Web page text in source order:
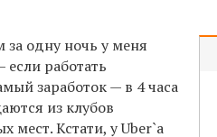
за одну ночь у меня
работать
заработок — в 4 часа
из клубов
мест. Кстати, у Uber`a